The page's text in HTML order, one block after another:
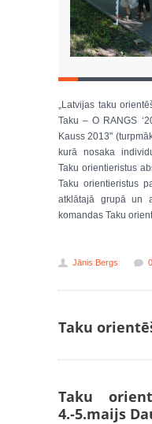
„Latvijas taku
Taku – O RANGS
Kauss 2013"
kurā nosaka
Taku orientieristus
Taku orientieristus
atklātajā grupā un
komandas Taku
Jānis Bergs
Taku
Taku
4.-5.maijs